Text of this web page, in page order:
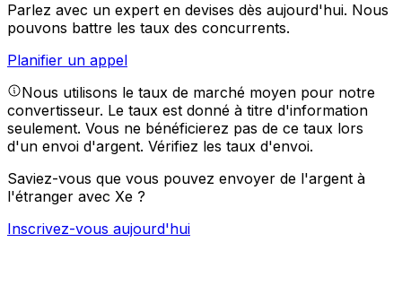
Parlez avec un expert en devises dès aujourd'hui. Nous
pouvons battre les taux des concurrents.
Planifier un appel
Nous utilisons le taux de marché moyen pour notre
convertisseur. Le taux est donné à titre d'information
seulement. Vous ne bénéficierez pas de ce taux lors
d'un envoi d'argent. Vérifiez les taux d'envoi.
Saviez-vous que vous pouvez envoyer de l'argent à
l'étranger avec Xe ?
Inscrivez-vous aujourd'hui